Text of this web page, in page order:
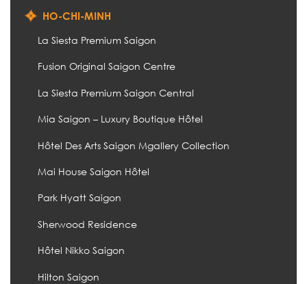
HO-CHI-MINH
La Siesta Premium Saigon
Fusion Original Saigon Centre
La Siesta Premium Saigon Central
Mia Saigon – Luxury Boutique Hôtel
Hôtel Des Arts Saigon Mgallery Collection
Mai House Saigon Hôtel
Park Hyatt Saigon
Sherwood Residence
Hôtel Nikko Saigon
Hilton Saigon